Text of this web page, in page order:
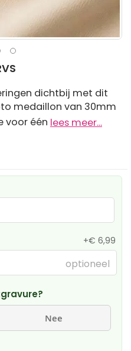
dichtbij met dit
medaillon van 30mm
voor één lees meer...
+€ 6,99
optioneel
Nee